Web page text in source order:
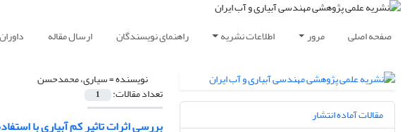
صفحه اصلی مرور اطلاعات نشریه راهنمای نویسندگان ارسال مقاله داوران
نویسنده =سیاری، محمدحسن
تعداد مقالات: 1
بررسی اثرات تاثیر کم آبیاری با
مقالات آماده انتشار